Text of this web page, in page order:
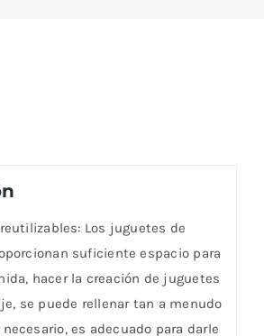
Los juguetes de
suficiente espacio para
hacer la creación de juguetes
se puede rellenar tan a menudo
es adecuado para darle